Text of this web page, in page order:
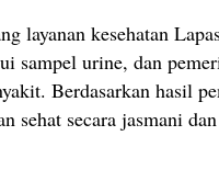
layanan kesehatan
sampel urine, dan
Berdasarkan hasil
sehat secara jasmani